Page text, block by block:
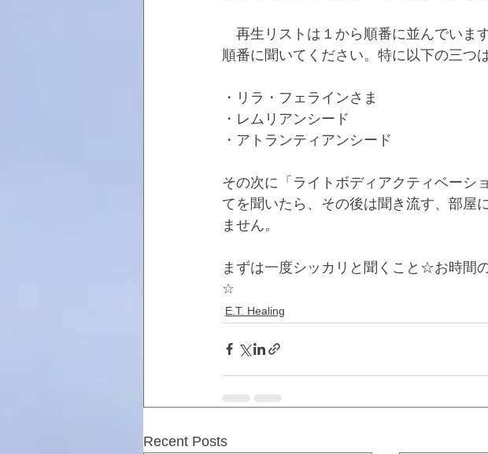
再生リストは１から順番に並んでいま
順番に聞いてください。特に以下の三つ
・リラ・フェラインさま
・レムリアンシード
・アトランティアンシード
その次に「ライトボディアクティベーシ
てを聞いたら、その後は聞き流す、部屋
ません。
まずは一度シッカリと聞くこと☆お時間
☆
E.T. Healing
Recent Posts